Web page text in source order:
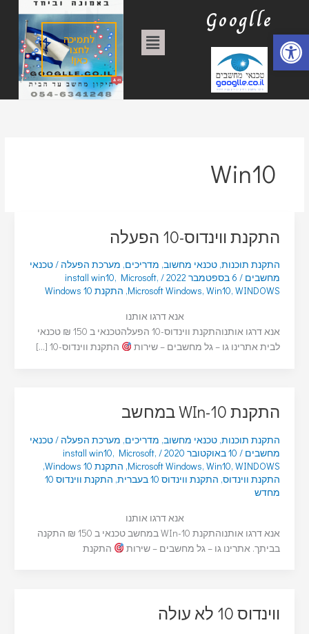
פתח סרגל נגישות
Googlle
תפריט לתמיכה
לחצו
כאן!
Win10
התקנת ווינדוס-10 הפעלה
התקנת תוכנות, טכנאי מחשוב, מדריכים, מערכת הפעלה /טכנאי
מחשבים / 6 בספטמבר 2022 /
install win10, Microsoft,
Microsoft Windows,Win10,WINDOWS
, התקנת Windows 10
אנא דרגו אותנו
אנא דרגו אותנוהתקנת ווינדוס-10 הפעלהטכנאי ב 150 ₪ טכנאי
לבית אתרינו גו – גל מחשבים – שירות
התקנת ווינדוס-10 […]
התקנת WIn-10 במחשב
התקנת תוכנות, טכנאי מחשוב, מדריכים, מערכת הפעלה /טכנאי
מחשבים / 10 באוקטובר 2020 /
install win10, Microsoft,
Microsoft Windows,Win10,WINDOWS
, התקנת Windows 10
,
התקנת ווינדוס, התקנת ווינדוס 10 בעברית ,
התקנת ווינדוס 10
מחדש
אנא דרגו אותנו
אנא דרגו אותנוהתקנת WIn-10 במחשב טכנאי ב 150 ₪ התקנה
בביתך. אתרינו גו – גל מחשבים – שירות
התקנת
ווינדוס 10 לא עולה
ג
ו
י